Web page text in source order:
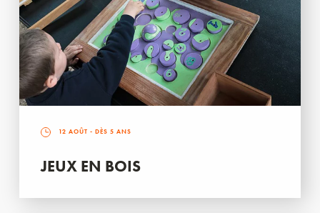
12 AOÛT - DÈS 5 ANS
JEUX EN BOIS